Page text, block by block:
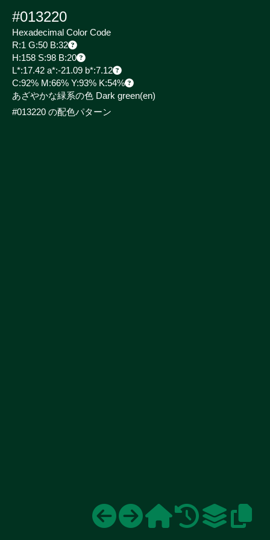
#013220
Hexadecimal Color Code
R:1 G:50 B:32
H:158 S:98 B:20
L*:17.42 a*:-21.09 b*:7.12
C:92% M:66% Y:93% K:54%
あざやかな緑系の色 Dark green(en)
#013220 の配色パターン